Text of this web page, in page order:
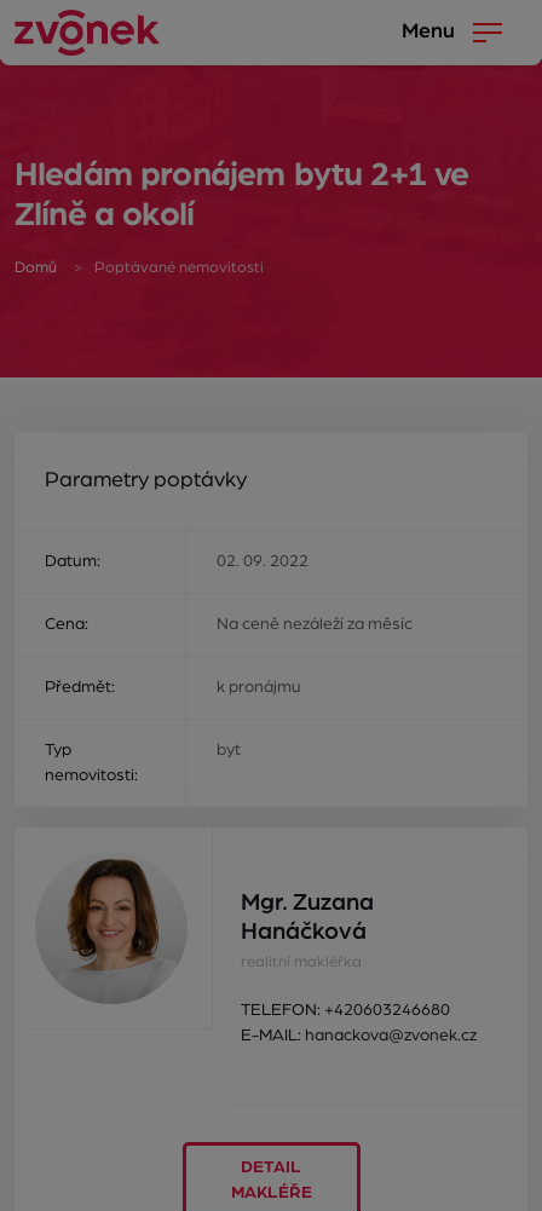
Menu
Hledám pronájem bytu 2+1 ve
Zlíně a okolí
Domů Poptávané nemovitosti
Parametry poptávky
Datum: 02. 09. 2022
Cena: Na ceně nezáleží za měsíc
Předmět: k pronájmu
Typ
nemovitosti:
byt
Mgr. Zuzana
Hanáčková
realitní makléřka
TELEFON: +420603246680
E-MAIL: hanackova@zvonek.cz
DETAIL
MAKLÉŘE